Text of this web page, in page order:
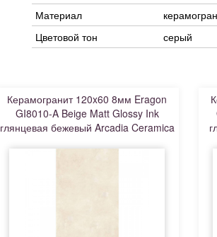
Материал
Цветовой тон
серый
Керамогранит 120x60 8мм Eragon
GI8010-A Beige Matt Glossy Ink
глянцевая бежевый Arcadia Ceramica